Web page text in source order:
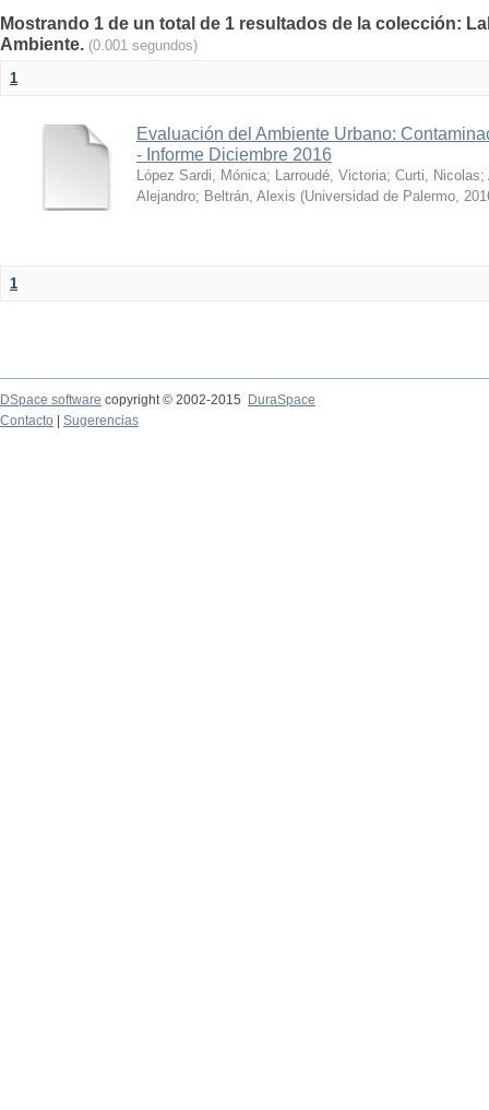
Mostrando 1 de un total de 1 resultados de la colección:
Ambiente. (0.001 segundos)
1
Evaluación del Ambiente Urbano:
- Informe Diciembre 2016
López Sardi, Mónica; Larroudé, Victoria; Curti, Nicolas;
Alejandro; Beltrán, Alexis (Universidad de Palermo,
1
DSpace software copyright © 2002-2015
DuraSpace
Contacto
Sugerencias